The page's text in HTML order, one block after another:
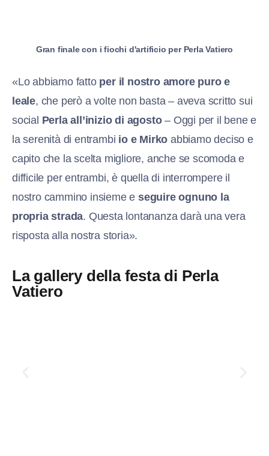
Gran finale con i fiochi d'artificio per Perla Vatiero
«Lo abbiamo fatto per il nostro amore puro e
leale, che però a volte non basta – aveva scritto sui
social Perla all’inizio di agosto– Oggi per il bene e
la serenità di entrambi io e Mirko abbiamo deciso e
capito che la scelta migliore, anche se scomoda e
difficile per entrambi, è quella di interrompere il
nostro cammino insieme eseguire ognuno la
propria strada. Questa lontananza darà una vera
risposta alla nostra storia».
La gallery della festa di Perla
Vatiero